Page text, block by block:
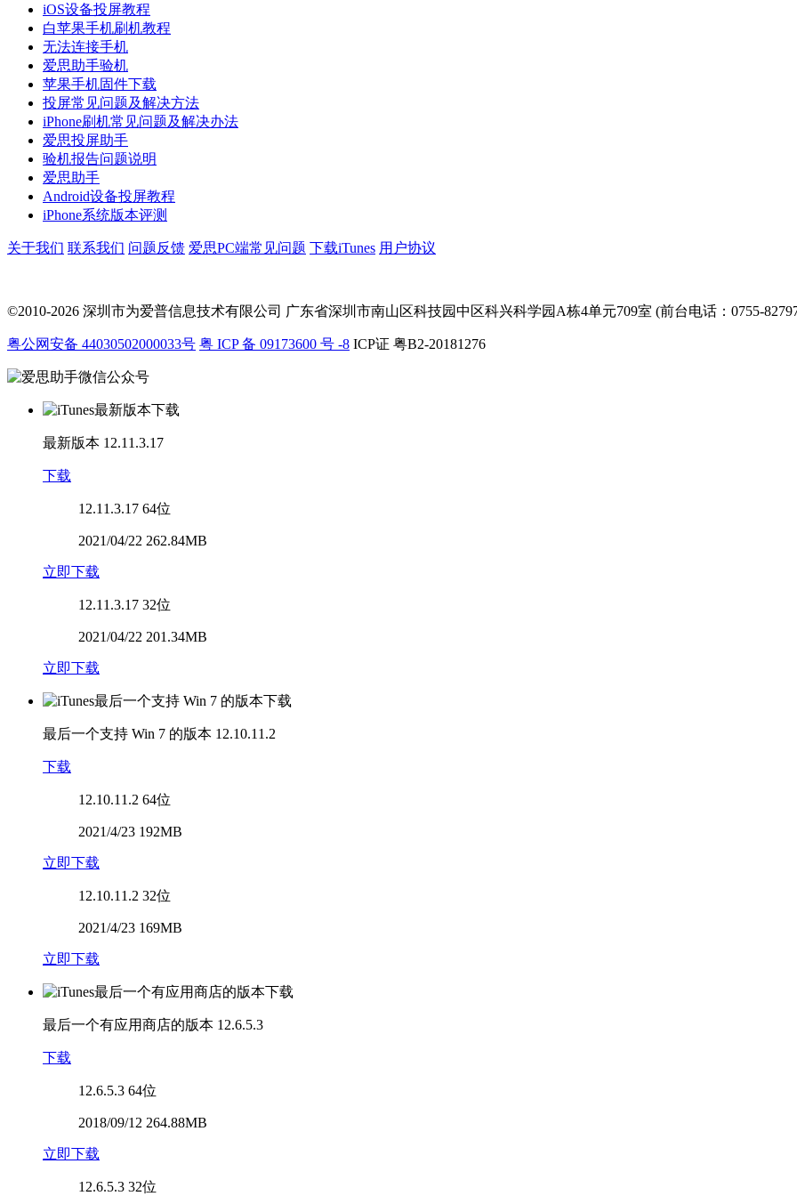
iOS设备投屏教程
白苹果手机刷机教程
无法连接手机
爱思助手验机
苹果手机固件下载
投屏常见问题及解决方法
iPhone刷机常见问题及解决办法
爱思投屏助手
验机报告问题说明
爱思助手
Android设备投屏教程
iPhone系统版本评测
关于我们 联系我们 问题反馈 爱思PC端常见问题 下载iTunes 用户协议
©2010-2026 深圳市为爱普信息技术有限公司 广东省深圳市南山区科技园中区科兴科学园A栋4单元709室 (前台电话：0755-
粤公网安备 44030502000033号 粤 ICP 备 09173600 号 -8 ICP证 粤B2-20181276
最新版本 12.11.3.17
下载
12.11.3.17 64位
2021/04/22 262.84MB
立即下载
12.11.3.17 32位
2021/04/22 201.34MB
立即下载
最后一个支持 Win 7 的版本 12.10.11.2
下载
12.10.11.2 64位
2021/4/23 192MB
立即下载
12.10.11.2 32位
2021/4/23 169MB
立即下载
最后一个有应用商店的版本 12.6.5.3
下载
12.6.5.3 64位
2018/09/12 264.88MB
立即下载
12.6.5.3 32位